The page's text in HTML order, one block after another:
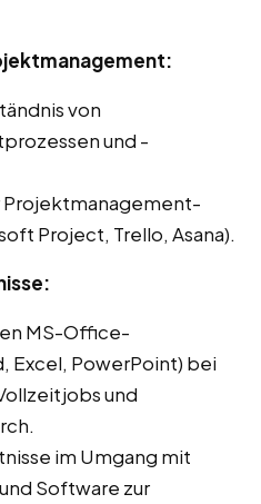
von
und -
Projektmanagement-
Project, Trello, Asana).
MS-Office-
Excel, PowerPoint) bei
und
im Umgang mit
Software zur